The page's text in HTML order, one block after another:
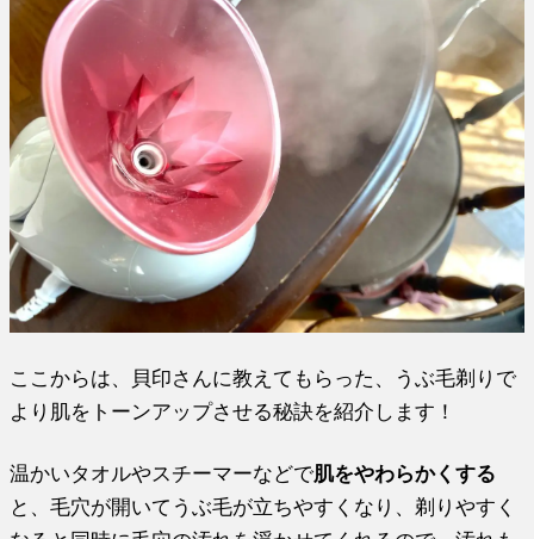
ここからは、貝印さんに教えてもらった、うぶ毛剃りで
より肌をトーンアップさせる秘訣を紹介します！
温かいタオルやスチーマーなどで肌をやわらかくする
と、毛穴が開いてうぶ毛が立ちやすくなり、剃りやすく